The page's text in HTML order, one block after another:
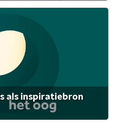
als inspiratiebron